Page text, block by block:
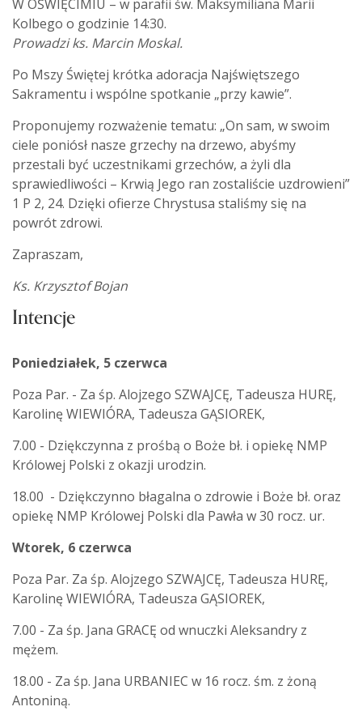
W OŚWIĘCIMIU – w parafii św. Maksymiliana Marii
Kolbego o godzinie 14:30.
Prowadzi ks. Marcin Moskal.
Po Mszy Świętej krótka adoracja Najświętszego
Sakramentu i wspólne spotkanie „przy kawie”.
Proponujemy rozważenie tematu: „On sam, w swoim
ciele poniósł nasze grzechy na drzewo, abyśmy
przestali być uczestnikami grzechów, a żyli dla
sprawiedliwości – Krwią Jego ran zostaliście uzdrowieni”
1 P 2, 24. Dzięki ofierze Chrystusa staliśmy się na
powrót zdrowi.
Zapraszam,
Ks. Krzysztof Bojan
Intencje
Poniedziałek, 5 czerwca
Poza Par. - Za śp. Alojzego SZWAJCĘ, Tadeusza HURĘ,
Karolinę WIEWIÓRA, Tadeusza GĄSIOREK,
7.00 - Dziękczynna z prośbą o Boże bł. i opiekę NMP
Królowej Polski z okazji urodzin.
18.00 - Dziękczynno błagalna o zdrowie i Boże bł. oraz
opiekę NMP Królowej Polski dla Pawła w 30 rocz. ur.
Wtorek, 6 czerwca
Poza Par. Za śp. Alojzego SZWAJCĘ, Tadeusza HURĘ,
Karolinę WIEWIÓRA, Tadeusza GĄSIOREK,
7.00 - Za śp. Jana GRACĘ od wnuczki Aleksandry z
mężem.
18.00 - Za śp. Jana URBANIEC w 16 rocz. śm. z żoną
Antoniną.